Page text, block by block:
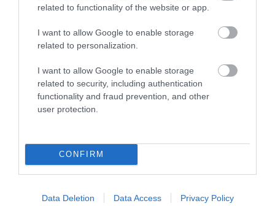
related to functionality of the website or app.
I want to allow Google to enable storage
related to personalization.
I want to allow Google to enable storage
related to security, including authentication
functionality and fraud prevention, and other
user protection.
CONFIRM
Data Deletion Data Access Privacy Policy
PRONEWS.GR /ΒΑΤΙΚΑΝΟ
Πάπας σε Τουρκία: «Μία κοινωνία δεν